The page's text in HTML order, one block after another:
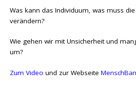
Was kann das Individuum, was muss
verändern?
Wie gehen wir mit Unsicherheit und
um?
Zum Video und zur Webseite